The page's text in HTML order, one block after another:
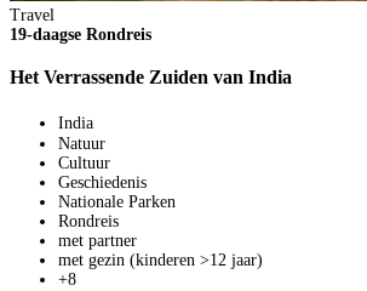
Travel
19-daagse Rondreis
Het Verrassende Zuiden van India
India
Natuur
Cultuur
Geschiedenis
Nationale Parken
Rondreis
met partner
met gezin (kinderen >12 jaar)
+8